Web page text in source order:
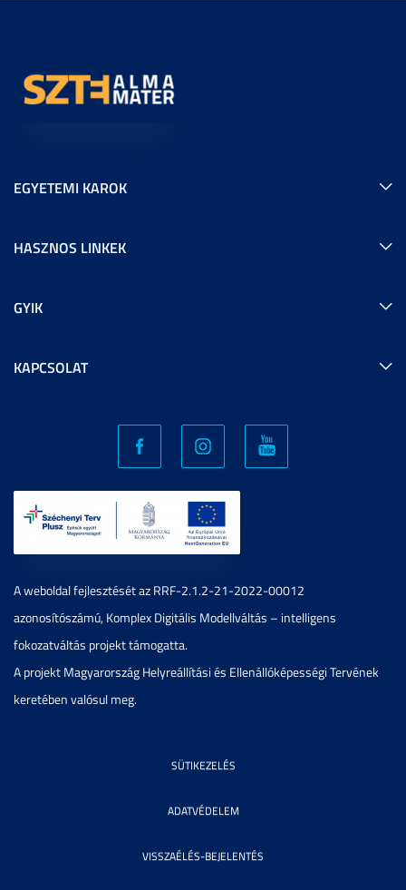
EGYETEMI KAROK
HASZNOS LINKEK
GYIK
KAPCSOLAT
A weboldal fejlesztését az RRF-2.1.2-21-2022-00012
azonosítószámú, Komplex Digitális Modellváltás – intelligens
fokozatváltás projekt támogatta.
A projekt Magyarország Helyreállítási és Ellenállóképességi Tervének
keretében valósul meg.
SÜTIKEZELÉS
ADATVÉDELEM
VISSZAÉLÉS-BEJELENTÉS